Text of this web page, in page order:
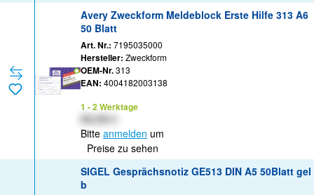
Avery Zweckform Meldeblock Erste Hilfe 313 A6
50 Blatt
Art. Nr.: 7195035000
Hersteller: Zweckform
OEM-Nr.313
EAN: 4004182003138
1 - 2 Werktage
Bitte anmelden um
Preise zu sehen
SIGEL Gesprächsnotiz GE513 DIN A5 50Blatt gel
b